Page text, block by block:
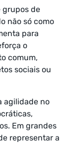
grupos de
não só como
para
o
comum,
sociais ou
agilidade no
Em grandes
representar a